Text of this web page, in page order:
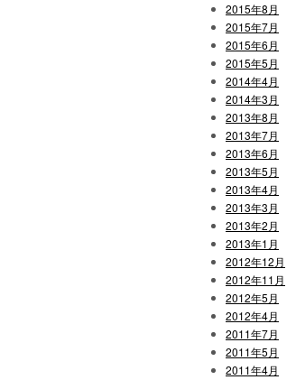
2015年8月
2015年7月
2015年6月
2015年5月
2014年4月
2014年3月
2013年8月
2013年7月
2013年6月
2013年5月
2013年4月
2013年3月
2013年2月
2013年1月
2012年12月
2012年11月
2012年5月
2012年4月
2011年7月
2011年5月
2011年4月